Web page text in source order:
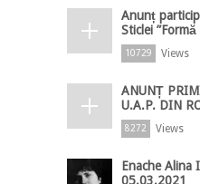
Anunț
Sticlei
10729 Views
ANUNȚ
U.A.P. DIN
8272 Views
Enache Alina
05.03.2021